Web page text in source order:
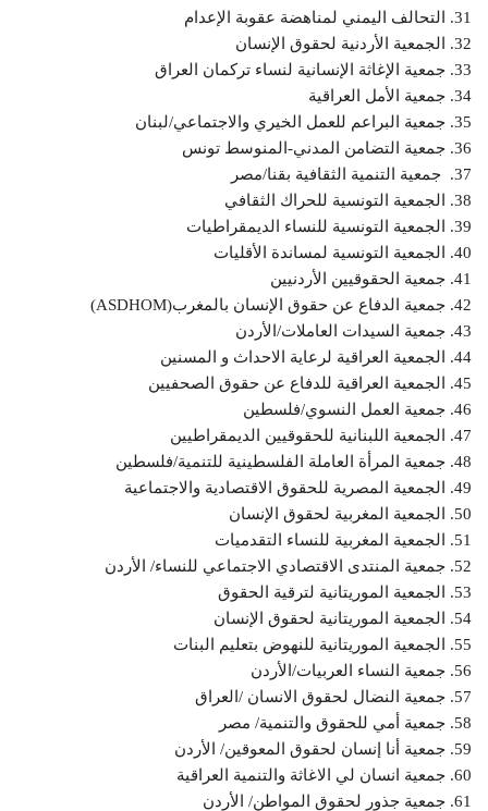
31. التحالف اليمني لمناهضة عقوبة الإعدام
32. الجمعية الأردنية لحقوق الإنسان
33. جمعية الإغاثة الإنسانية لنساء تركمان العراق
34. جمعية الأمل العراقية
35. جمعية البراعم للعمل الخيري والاجتماعي/لبنان
36. جمعية التضامن المدني-المنوسط تونس
37. جمعية التنمية الثقافية بقنا/مصر
38. الجمعية التونسية للحراك الثقافي
39. الجمعية التونسية للنساء الديمقراطيات
40. الجمعية التونسية لمساندة الأقليات
41. جمعية الحقوقيين الأردنيين
42. جمعية الدفاع عن حقوق الإنسان بالمغرب(ASDHOM)
43. جمعية السيدات العاملات/الأردن
44. الجمعية العراقية لرعاية الاحداث و المسنين
45. الجمعية العراقية للدفاع عن حقوق الصحفيين
46. جمعية العمل النسوي/فلسطين
47. الجمعية اللبنانية للحقوقيين الديمقراطيين
48. جمعية المرأة العاملة الفلسطينية للتنمية/فلسطين
49. الجمعية المصرية للحقوق الاقتصادية والاجتماعية
50. الجمعية المغربية لحقوق الإنسان
51. الجمعية المغربية للنساء التقدميات
52. جمعية المنتدى الاقتصادي الاجتماعي للنساء/ الأردن
53. الجمعية الموريتانية لترقية الحقوق
54. الجمعية الموريتانية لحقوق الإنسان
55. الجمعية الموريتانية للنهوض بتعليم البنات
56. جمعية النساء العربيات/الأردن
57. جمعية النضال لحقوق الانسان /العراق
58. جمعية أمي للحقوق والتنمية/ مصر
59. جمعية أنا إنسان لحقوق المعوقين/ الأردن
60. جمعية انسان لي الاغاثة والتنمية العراقية
61. جمعية جذور لحقوق المواطن/ الأردن